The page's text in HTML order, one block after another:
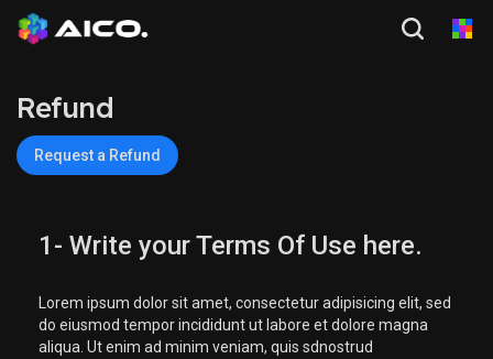
Refund
Request a Refund
1- Write your Terms Of Use here.
Lorem ipsum dolor sit amet, consectetur adipisicing elit, sed
do eiusmod tempor incididunt ut labore et dolore magna
aliqua. Ut enim ad minim veniam, quis sdnostrud